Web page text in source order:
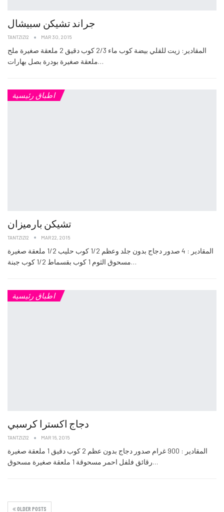
جراند تشيكن سبيشال
TANTZIZI2 MAR 30, 2015
المقادير: زيت للقلي بيضة كوب ماء 2/3 كوب دقيق 2 ملعقة صغيرة ملح
ملعقة صغيرة بودرة بصل بهارات…
اطباق رئيسية
تشيكن بارميزان
TANTZIZI2 MAR 22, 2015
المقادير : 4 صدور دجاج بدون جلد وعظم 1/2 كوب حليب 1/2 ملعقة صغيرة
مسحوق الثوم 1 كوب بقسماط 1/2 كوب جبنة…
اطباق رئيسية
دجاج اكسترا كرسبي
TANTZIZI2 MAR 16, 2015
المقادير : 900 غرام صدور دجاج بدون عظم 2 كوب دقيق 1 ملعقة صغيرة
رقائق فلفل احمر مسحوقة 1 ملعقة صغيرة مسحوق…
OLDER POSTS